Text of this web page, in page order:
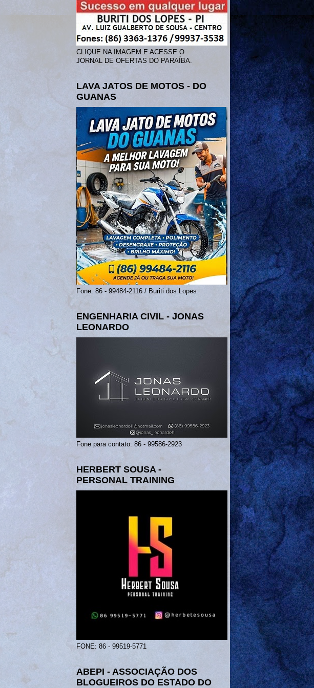
CLIQUE NA IMAGEM E ACESSE O
JORNAL DE OFERTAS DO PARAÍBA.
LAVA JATOS DE MOTOS - DO
GUANAS
Fone: 86 - 99484-2116 / Buriti dos Lopes
ENGENHARIA CIVIL - JONAS
LEONARDO
Fone para contato: 86 - 99586-2923
HERBERT SOUSA -
PERSONAL TRAINING
FONE: 86 - 99519-5771
ABEPI - ASSOCIAÇÃO DOS
BLOGUEIROS DO ESTADO DO